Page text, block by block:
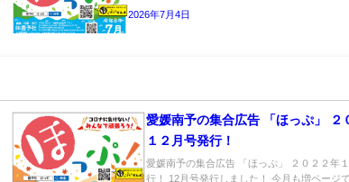
2026年7月4日
愛媛南予の集合広告 「ほっぷ」 ２
１２月号発行！
愛媛南予の集合広告 「ほっぷ」 ２０２２年
行！ 12月号発行しました！ 今月も増ページ